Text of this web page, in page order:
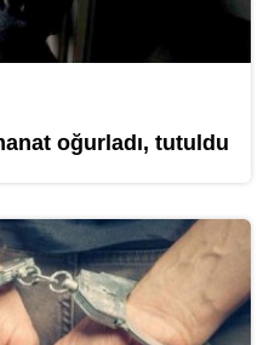
oğurladı, tutuldu